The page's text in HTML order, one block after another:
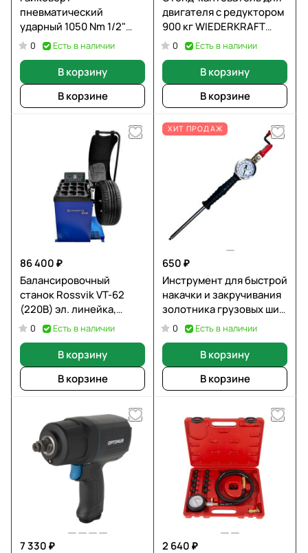
пневматический
ударный 1050 Nm 1/2"
SHTELWHEEL BQ-35D01R
0 Есть в наличии
В корзину
В корзине
двигателя с редуктором
900 кг WIEDERKRAFT
WDK-82685
0 Есть в наличии
В корзину
В корзине
86 400 ₽
Балансировочный
станок Rossvik VT-62
(220В) эл. линейка,
LASER, синий
0 Есть в наличии
В корзину
В корзине
ХИТ ПРОДАЖ
650 ₽
Инструмент для быстрой
накачки и закручивания
золотника грузовых шин
с манометром
SHTELWHEEL ST-005F
0 Есть в наличии
В корзину
В корзине
7 330 ₽
2 640 ₽